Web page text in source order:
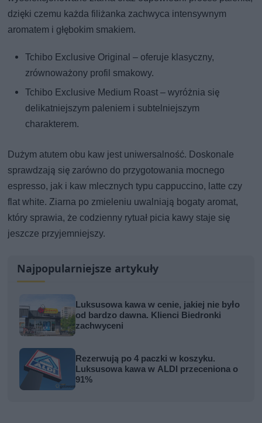
dzięki czemu każda filiżanka zachwyca intensywnym
aromatem i głębokim smakiem.
Tchibo Exclusive Original – oferuje klasyczny,
zrównoważony profil smakowy.
Tchibo Exclusive Medium Roast – wyróżnia się
delikatniejszym paleniem i subtelniejszym
charakterem.
Dużym atutem obu kaw jest uniwersalność. Doskonale
sprawdzają się zarówno do przygotowania mocnego
espresso, jak i kaw mlecznych typu cappuccino, latte czy
flat white. Ziarna po zmieleniu uwalniają bogaty aromat,
który sprawia, że codzienny rytuał picia kawy staje się
jeszcze przyjemniejszy.
Najpopularniejsze artykuły
Luksusowa kawa w cenie, jakiej nie było
od bardzo dawna. Klienci Biedronki
zachwyceni
Rezerwują po 4 paczki w koszyku.
Luksusowa kawa w ALDI przeceniona o
91%